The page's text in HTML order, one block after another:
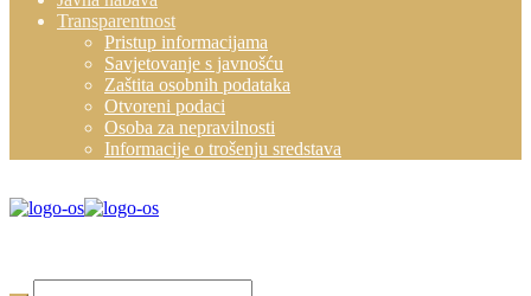
Transparentnost
Pristup informacijama
Savjetovanje s javnošću
Zaštita osobnih podataka
Otvoreni podaci
Osoba za nepravilnosti
Informacije o trošenju sredstava